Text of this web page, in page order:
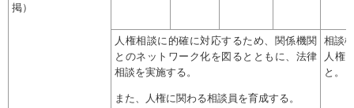
掲）
人権相談に的確に対応するため、関係機関
とのネットワーク化を図るとともに、法律
相談を実施する。
また、人権に関わる相談員を育成する。
相談
人権
と。